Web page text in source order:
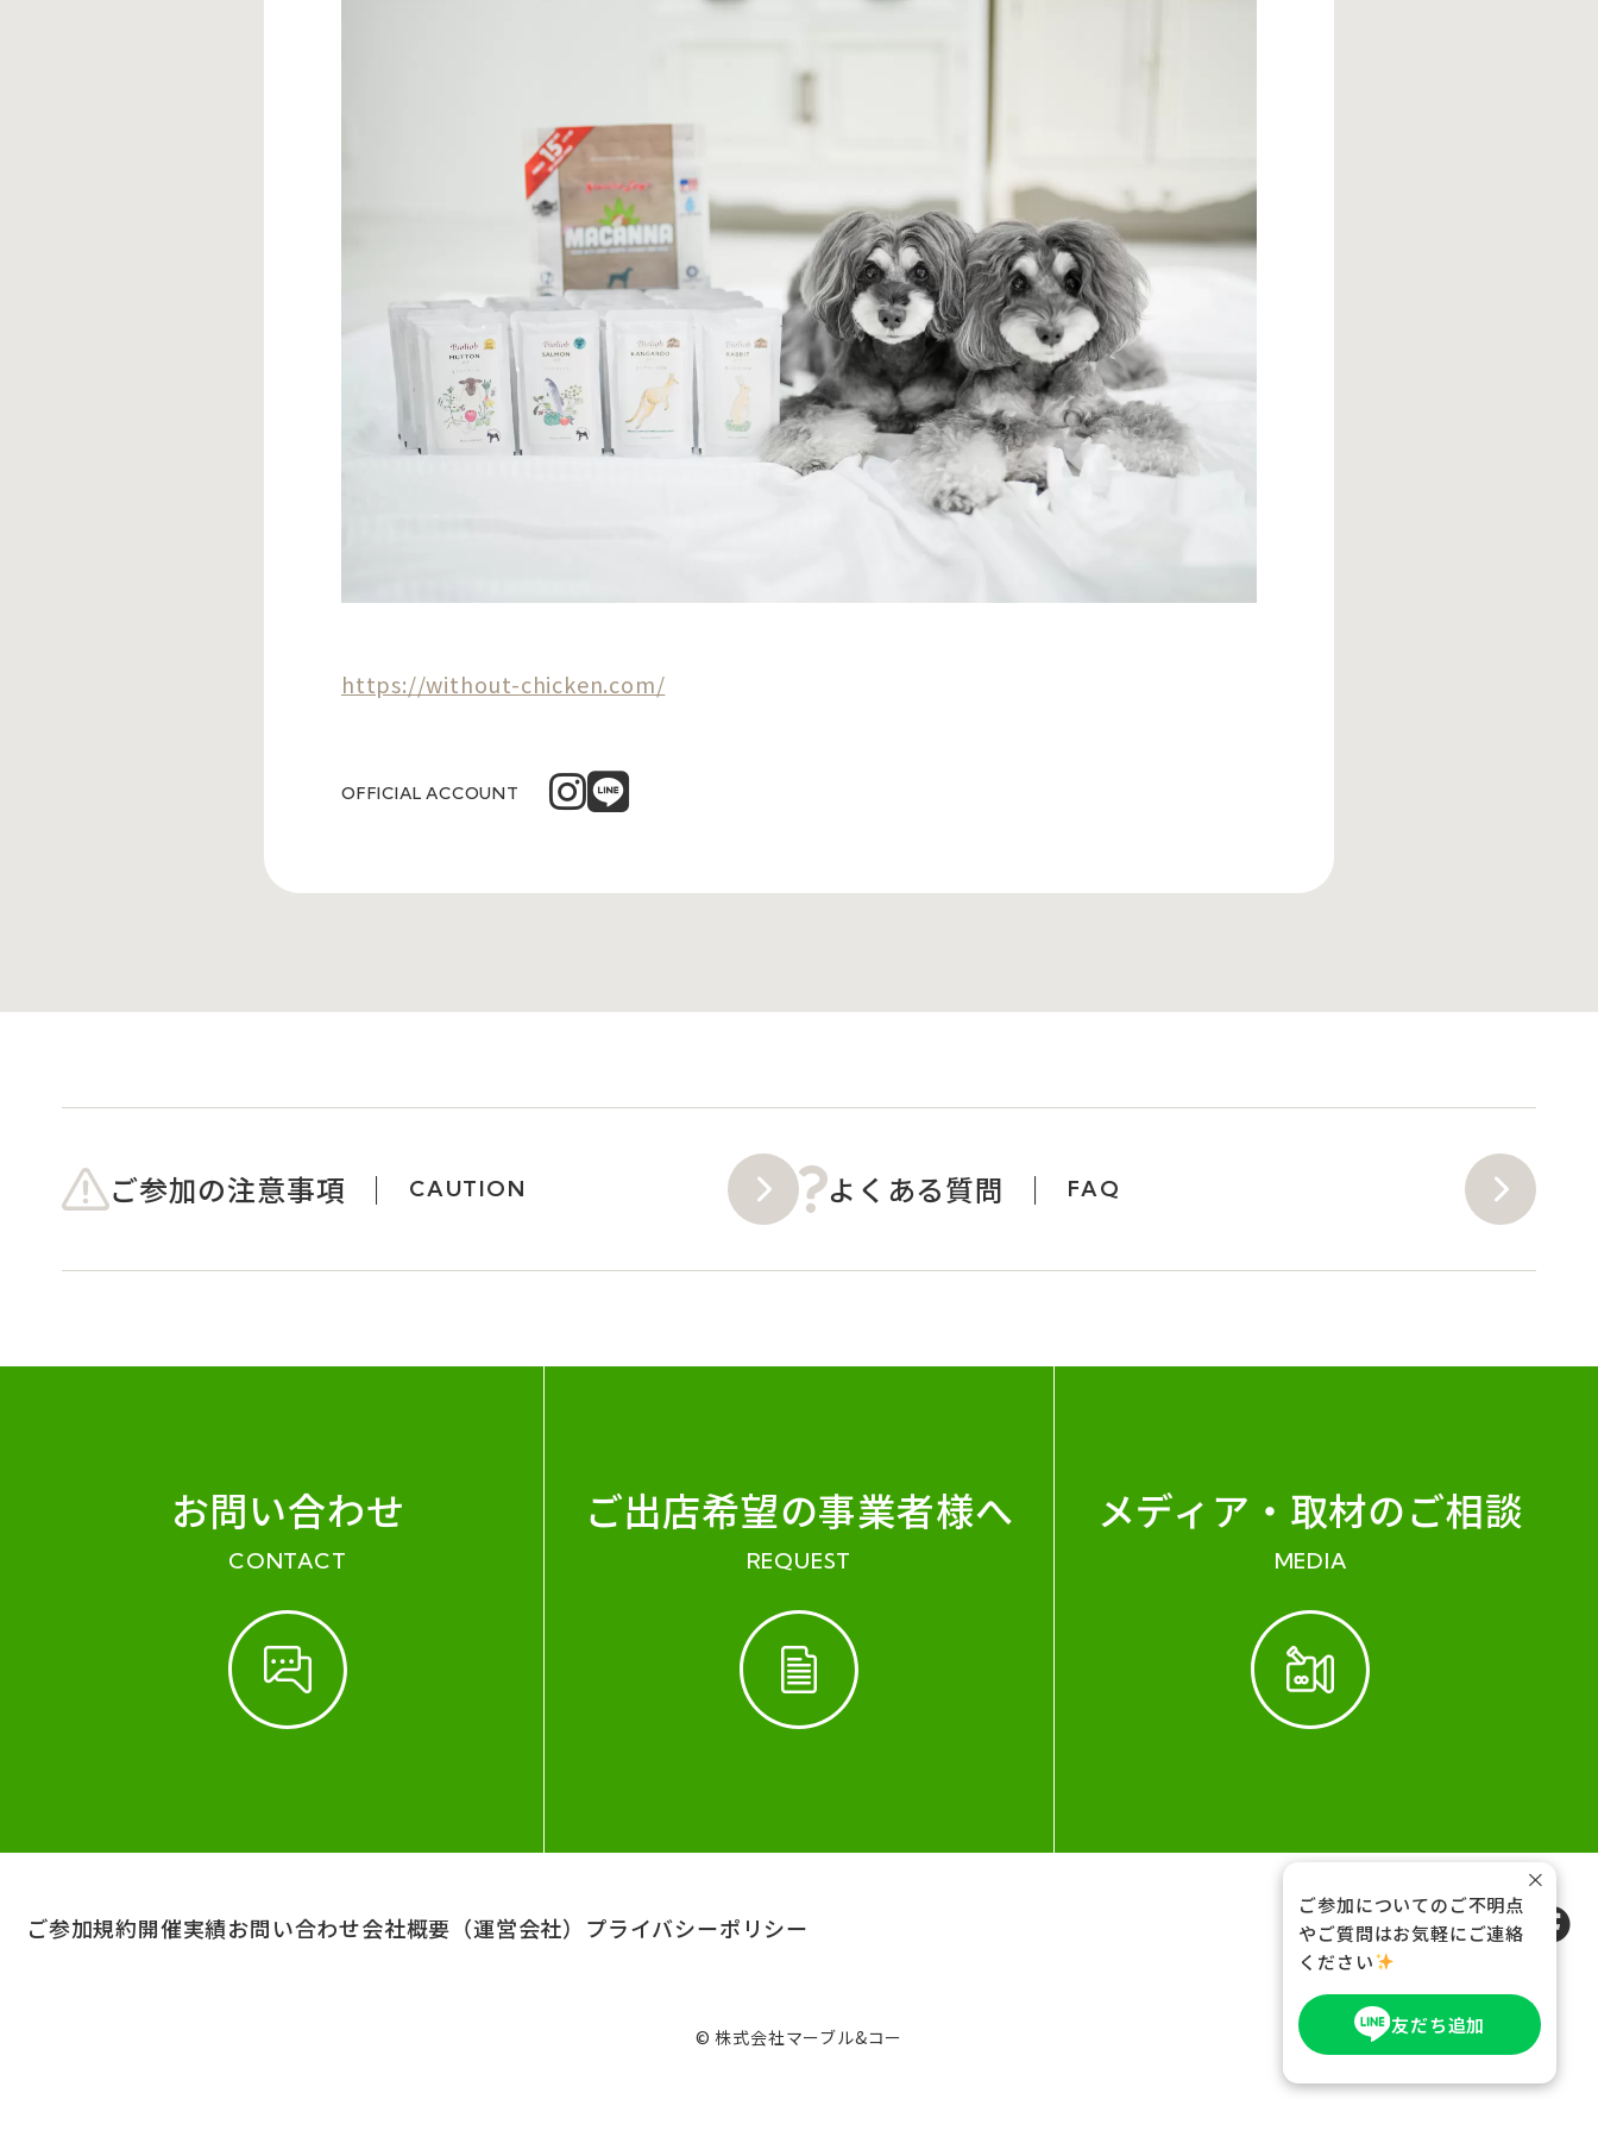
https://without-chicken.com/
OFFICIAL ACCOUNT
ご参加の注意事項 CAUTION よくある質問 FAQ
お問い合わせ
CONTACT
ご出店希望の事業者様へ
REQUEST
メディア・ 取材のご相談
MEDIA
ご参加規約開催実績お問い合わせ会社概要（運営会社） プライバシーポリシー FOLLOW US
© 株式会社マーブル&コー
ご参加についてのご不明点
やご質問はお気軽にご連絡
ください
友だち追加
×